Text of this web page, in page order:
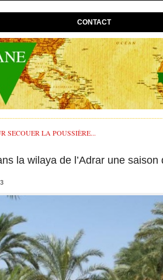
CONTACT
SECOUER LA POUSSIÈRE...
la wilaya de l’Adrar une